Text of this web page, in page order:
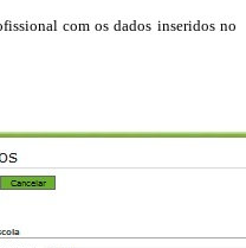
com os dados inseridos no